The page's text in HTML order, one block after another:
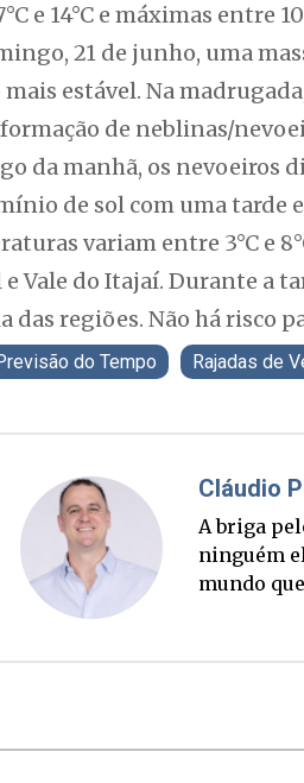
e 14°C e máximas entre
21 de junho, uma
estável. Na
de neblinas/
da manhã, os nevoeiros
de sol com uma tarde
variam entre 3°C e
Vale do Itajaí. Durante a
das regiões. Não há risco
do Tempo Rajadas de
Fabiano
Ponte
palanque